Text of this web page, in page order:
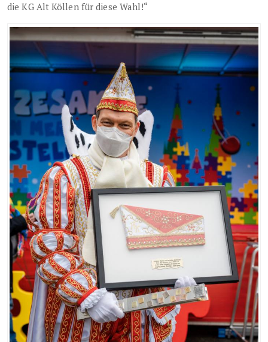
die KG Alt Köllen für diese Wahl!“